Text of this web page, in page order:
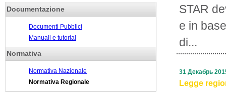
Documentazione
Documenti Pubblici
Manuali e tutorial
Normativa
Normativa Nazionale
Normativa Regionale
STAR
e in
di...
Legge
31 Декабрь